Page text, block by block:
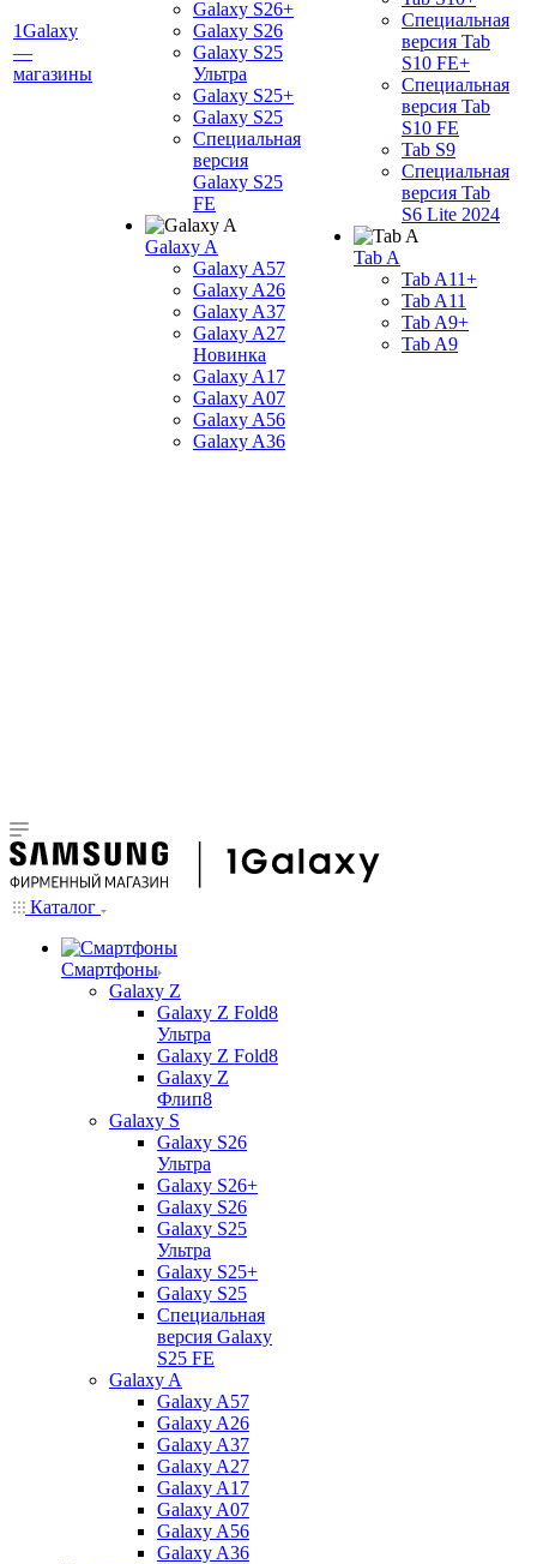
1Galaxy
—
магазины
Galaxy S26+
Galaxy S26
Galaxy S25
Ультра
Galaxy S25+
Galaxy S25
Специальная
версия
Galaxy S25
FE
Galaxy A
Galaxy A57
Galaxy A26
Galaxy A37
Galaxy A27
Новинка
Galaxy A17
Galaxy A07
Galaxy A56
Galaxy A36
Специальная
версия Tab
S10 FE+
Специальная
версия Tab
S10 FE
Tab S9
Специальная
версия Tab
S6 Lite 2024
Tab A
Tab A11+
Tab A11
Tab A9+
Tab A9
Каталог
Смартфоны
Galaxy Z
Galaxy Z Fold8
Ультра
Galaxy Z Fold8
Galaxy Z
Флип8
Galaxy S
Galaxy S26
Ультра
Galaxy S26+
Galaxy S26
Galaxy S25
Ультра
Galaxy S25+
Galaxy S25
Специальная
версия Galaxy
S25 FE
Galaxy A
Galaxy A57
Galaxy A26
Galaxy A37
Galaxy A27
Galaxy A17
Galaxy A07
Galaxy A56
Galaxy A36